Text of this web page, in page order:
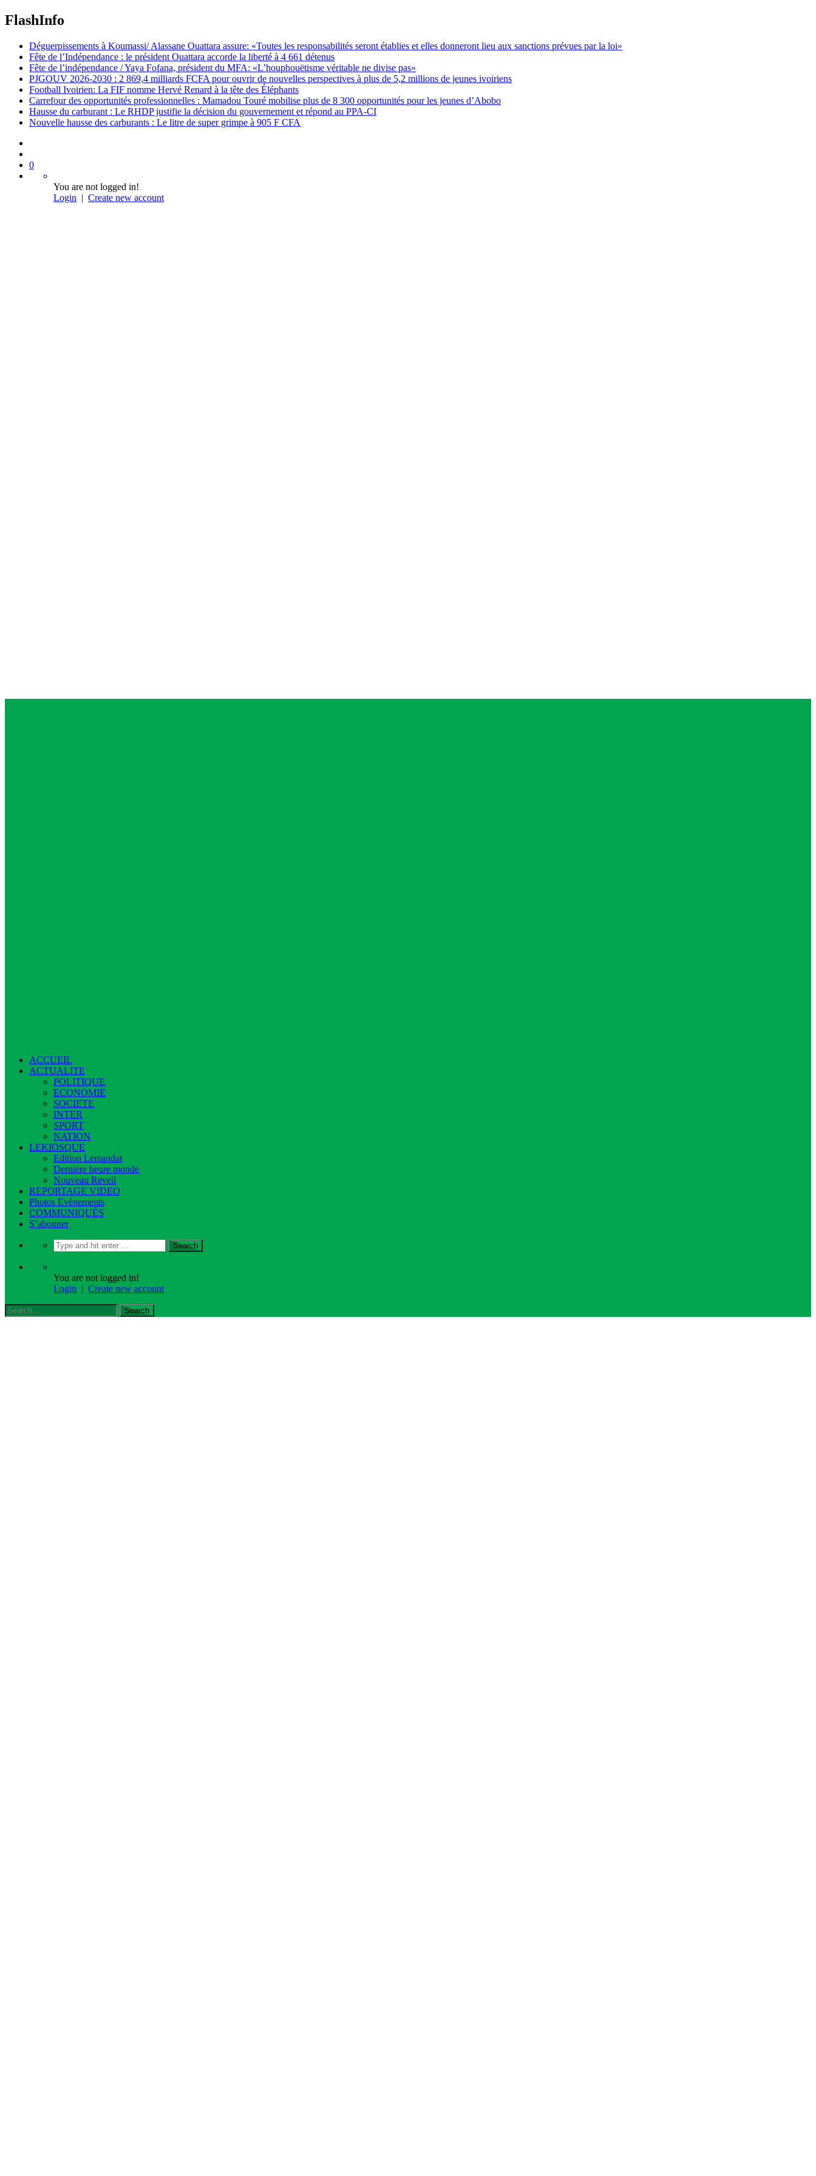
FlashInfo
Déguerpissements à Koumassi/ Alassane Ouattara assure: «Toutes les responsabilités seront établies et elles donneront lieu aux sanctions prévues par la loi»
Fête de l’Indépendance : le président Ouattara accorde la liberté à 4 661 détenus
Fête de l’indépendance / Yaya Fofana, président du MFA: «L’houphouëtisme véritable ne divise pas»
PJGOUV 2026-2030 : 2 869,4 milliards FCFA pour ouvrir de nouvelles perspectives à plus de 5,2 millions de jeunes ivoiriens
Football Ivoirien: La FIF nomme Hervé Renard à la tête des Éléphants
Carrefour des opportunités professionnelles : Mamadou Touré mobilise plus de 8 300 opportunités pour les jeunes d’Abobo
Hausse du carburant : Le RHDP justifie la décision du gouvernement et répond au PPA-CI
Nouvelle hausse des carburants : Le litre de super grimpe à 905 F CFA
0
You are not logged in!
Login | Create new account
ACCUEIL
ACTUALITE
POLITIQUE
ECONOMIE
SOCIETE
INTER
SPORT
NATION
LEKIOSQUE
Edition Lemandat
Dernière heure monde
Nouveau Reveil
REPORTAGE VIDEO
Photos Evènements
COMMUNIQUÉS
S’abonner
You are not logged in!
Login | Create new account